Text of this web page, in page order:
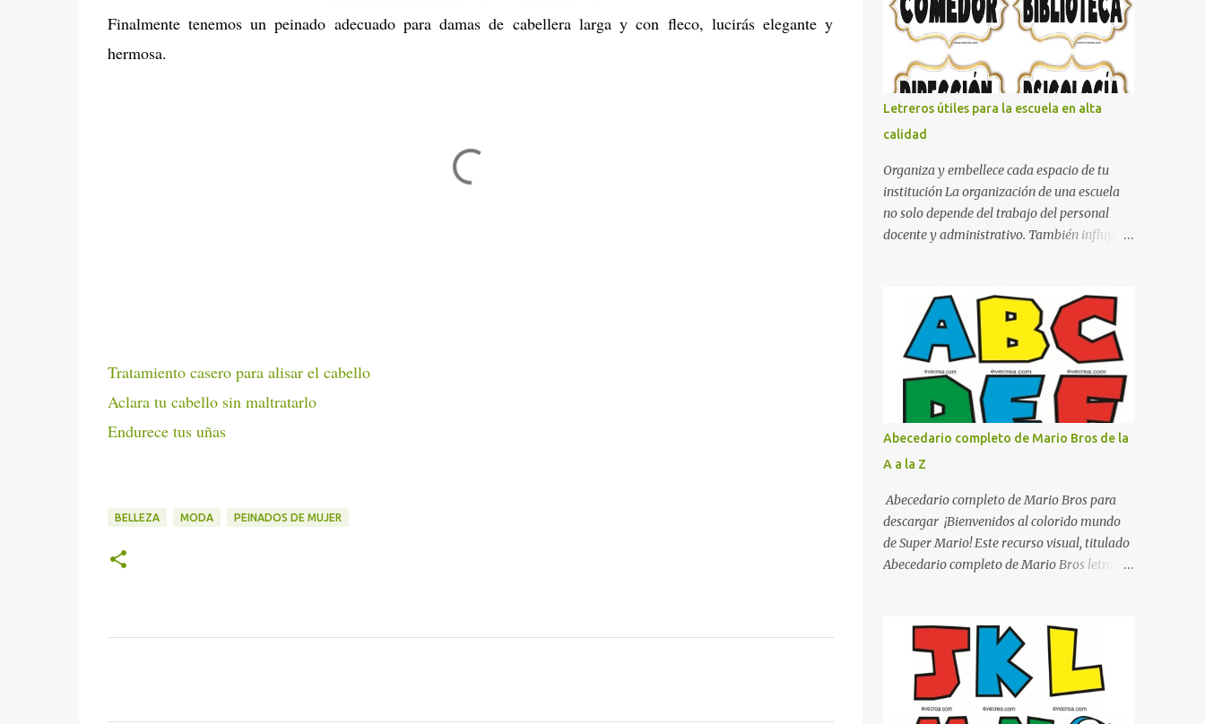
Finalmente tenemos un peinado adecuado para damas de cabellera larga y con fleco, lucirás elegante y
hermosa.
Tratamiento casero para alisar el cabello
Aclara tu cabello sin maltratarlo
Endurece tus uñas
BELLEZA MODA PEINADOS DE MUJER
Cartel de feliz cumpleaños de héroes en
pijamas Ideas para decorar el dormitorio
con pósters Cama con diseño de ring de
boxeo Ideas para decoraciones de fiestas
infantiles Cosas bonitas que se pueden hacer
con gomas de coche
Letreros útiles para la escuela en alta
calidad
Organiza y embellece cada espacio de tu
institución La organización de una escuela
no solo depende del trabajo del personal
docente y administrativo. También influye la
una función práctica al orientar a
estudiantes, padres de familia, docentes y
visitantes, pero además aportan un toque
decorativo que hace que la institución luzca
más ordenada, moderna y acogedora.
Pensando en esta necesidad, he diseñado
una colección de letreros útiles para la
escuela con un estilo elegante, fácil de leer y
listo para imprimir en alta calidad. Su diseño
busca combinar funcionalidad y estética,
logrando que cualquier institución educativa
proyecte una imagen más organizada y
profesional. ¿Por qué son importantes los
quienes visitan la institución por primera
vez, encontrar la biblioteca, la dirección o un
aula específica puede resultar c...
Abecedario completo de Mario Bros de la
A a la Z
Abecedario completo de Mario Bros para
descargar ¡Bienvenidos al colorido mundo
de Super Mario! Este recurso visual, titulado
Abecedario completo de Mario Bros letras
de los videojuegos. Este set de letras está
diseñado para transformar cualquier
mensaje en una aventura, utilizando la
tipografía clásica y robusta que los fans han
reconocido por décadas. En esta primera